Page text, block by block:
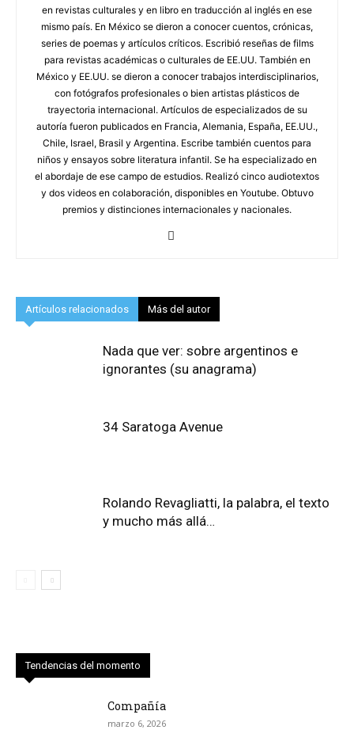
en revistas culturales y en libro en traducción al inglés en ese
mismo país. En México se dieron a conocer cuentos, crónicas,
series de poemas y artículos críticos. Escribió reseñas de films
para revistas académicas o culturales de EE.UU. También en
México y EE.UU. se dieron a conocer trabajos interdisciplinarios,
con fotógrafos profesionales o bien artistas plásticos de
trayectoria internacional. Artículos de especializados de su
autoría fueron publicados en Francia, Alemania, España, EE.UU.,
Chile, Israel, Brasil y Argentina. Escribe también cuentos para
niños y ensayos sobre literatura infantil. Se ha especializado en
el abordaje de ese campo de estudios. Realizó cinco audiotextos
y dos videos en colaboración, disponibles en Youtube. Obtuvo
premios y distinciones internacionales y nacionales.
Artículos relacionados Más del autor
Nada que ver: sobre argentinos e
ignorantes (su anagrama)
34 Saratoga Avenue
Rolando Revagliatti, la palabra, el texto
y mucho más allá…
Tendencias del momento
Compañía
marzo 6, 2026